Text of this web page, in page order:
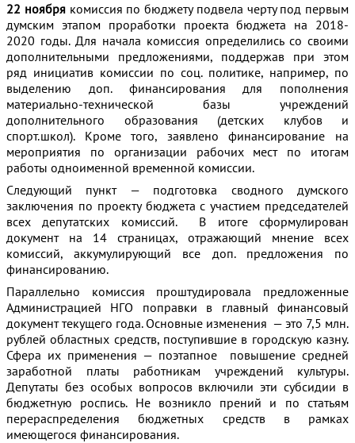
22 ноября комиссия по бюджету подвела черту под первым
думским этапом проработки проекта бюджета на 2018-
2020 годы. Для начала комиссия определились со своими
дополнительными предложениями, поддержав при этом
ряд инициатив комиссии по соц. политике, например, по
выделению доп. финансирования для пополнения
материально-технической базы учреждений
дополнительного образования (детских клубов и
спорт.школ). Кроме того, заявлено финансирование на
мероприятия по организации рабочих мест по итогам
работы одноименной временной комиссии.
Следующий пункт — подготовка сводного думского
заключения по проекту бюджета с участием председателей
всех депутатских комиссий. В итоге сформулирован
документ на 14 страницах, отражающий мнение всех
комиссий, аккумулирующий все доп. предложения по
финансированию.
Параллельно комиссия проштудировала предложенные
Администрацией НГО поправки в главный финансовый
документ текущего года. Основные изменения — это 7,5 млн.
рублей областных средств, поступившие в городскую казну.
Сфера их применения — поэтапное повышение средней
заработной платы работникам учреждений культуры.
Депутаты без особых вопросов включили эти субсидии в
бюджетную роспись. Не возникло прений и по статьям
перераспределения бюджетных средств в рамках
имеющегося финансирования.